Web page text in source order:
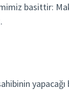
basittir: